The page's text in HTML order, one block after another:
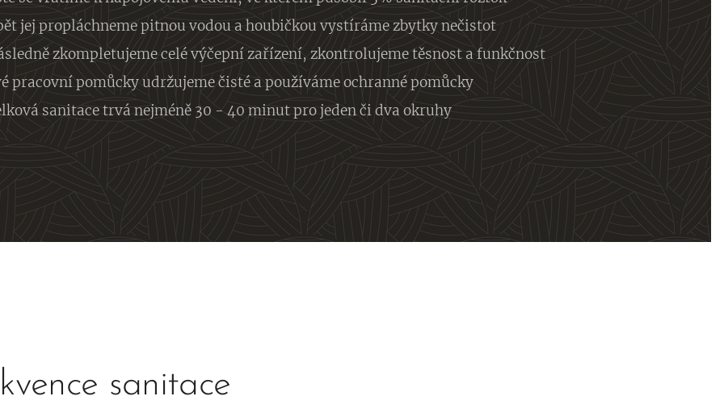
jej propláchneme pitnou vodou a houbičkou vystíráme zbytky nečistot
zkompletujeme celé výčepní zařízení, zkontrolujeme těsnost a funkčnost
pracovní pomůcky udržujeme čisté a používáme ochranné pomůcky
sanitace trvá nejméně 30 - 40 minut pro jeden či dva okruhy
sanitace